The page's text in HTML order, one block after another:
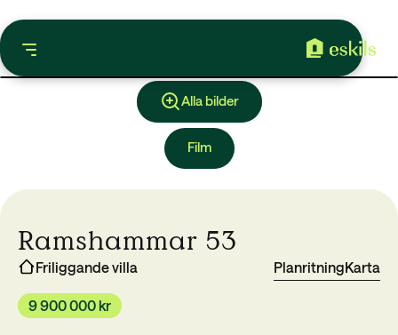
Alla bilder
Film
Ramshammar 53
9 900 000 kr
Friliggande villa PlanritningKarta